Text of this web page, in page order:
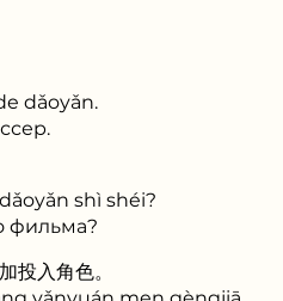
dǎoyǎn.
shì shéi?
фильма?
投入角色。